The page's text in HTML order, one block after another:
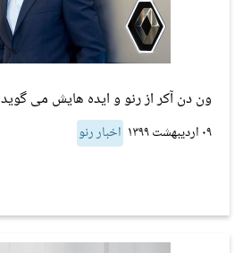
ون دن آکر از رنو و ایده هایش می گوید
۰۹ اردیبهشت ۱۳۹۹ اخبار رنو